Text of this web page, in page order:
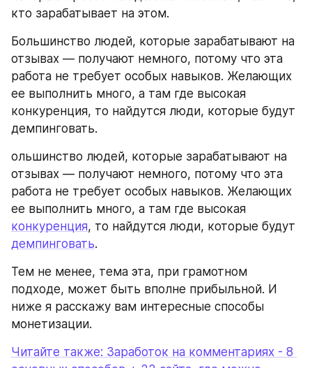
кто зарабатывает на этом.
Большинство людей, которые зарабатывают на
отзывах — получают немного, потому что эта
работа не требует особых навыков. Желающих
ее выполнить много, а там где высокая
конкуренция, то найдутся люди, которые будут
демпинговать.
ольшинство людей, которые зарабатывают на
отзывах — получают немного, потому что эта
работа не требует особых навыков. Желающих
конкуренция
демпинговать.
Тем не менее, тема эта, при грамотном
подходе, может быть вполне прибыльной. И
ниже я расскажу вам интересные способы
монетизации.
Читайте также: Заработок на комментариях - 8